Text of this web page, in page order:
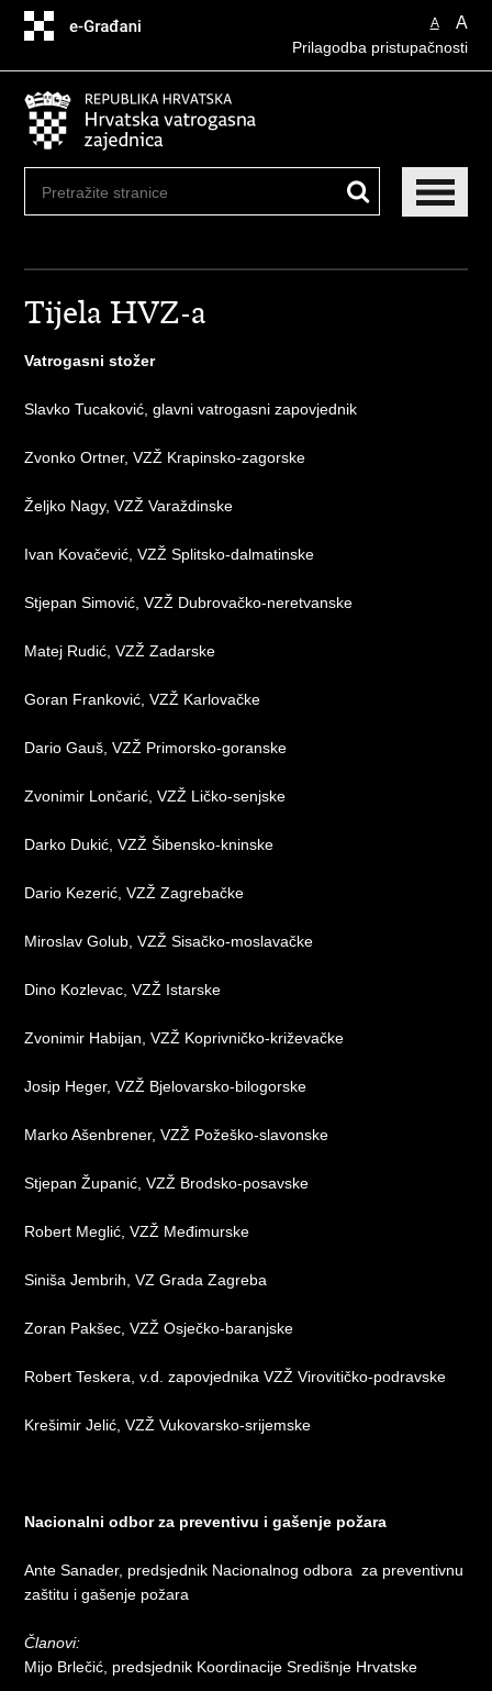
sadržaj
A A
Prilagodba pristupačnosti
Tijela HVZ-a
Vatrogasni stožer
Slavko Tucaković, glavni vatrogasni zapovjednik
Zvonko Ortner, VZŽ Krapinsko-zagorske
Željko Nagy, VZŽ Varaždinske
Ivan Kovačević, VZŽ Splitsko-dalmatinske
Stjepan Simović, VZŽ Dubrovačko-neretvanske
Matej Rudić, VZŽ Zadarske
Goran Franković, VZŽ Karlovačke
Dario Gauš, VZŽ Primorsko-goranske
Zvonimir Lončarić, VZŽ Ličko-senjske
Darko Dukić, VZŽ Šibensko-kninske
Dario Kezerić, VZŽ Zagrebačke
Miroslav Golub, VZŽ Sisačko-moslavačke
Dino Kozlevac, VZŽ Istarske
Zvonimir Habijan, VZŽ Koprivničko-križevačke
Josip Heger, VZŽ Bjelovarsko-bilogorske
Marko Ašenbrener, VZŽ Požeško-slavonske
Stjepan Županić, VZŽ Brodsko-posavske
Robert Meglić, VZŽ Međimurske
Siniša Jembrih, VZ Grada Zagreba
Zoran Pakšec, VZŽ Osječko-baranjske
Robert Teskera, v.d. zapovjednika VZŽ Virovitičko-podravske
Krešimir Jelić, VZŽ Vukovarsko-srijemske
Nacionalni odbor za preventivu i gašenje požara
Ante Sanader, predsjednik Nacionalnog odbora za preventivnu
zaštitu i gašenje požara
Članovi:
Mijo Brlečić, predsjednik Koordinacije Središnje Hrvatske